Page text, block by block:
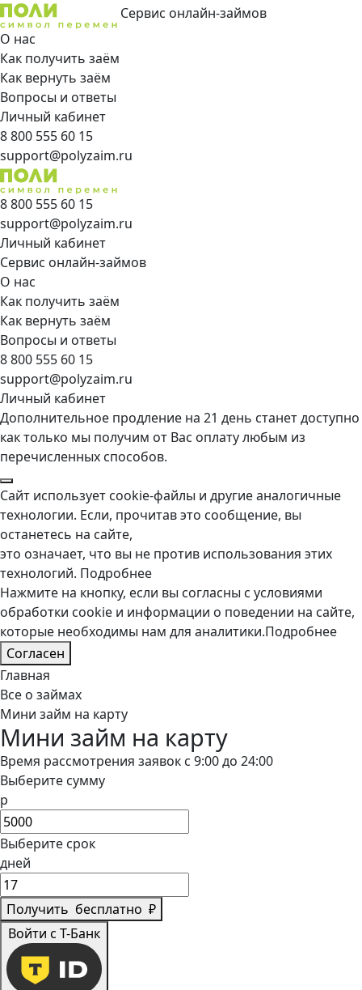
Сервис онлайн-займов
О нас
Как получить заём
Как вернуть заём
Вопросы и ответы
Личный кабинет
8 800 555 60 15
support@polyzaim.ru
8 800 555 60 15
support@polyzaim.ru
Личный кабинет
Сервис онлайн-займов
О нас
Как получить заём
Как вернуть заём
Вопросы и ответы
8 800 555 60 15
support@polyzaim.ru
Личный кабинет
Дополнительное продление на 21 день станет доступно
как только мы получим от Вас оплату любым из
перечисленных способов.
Сайт использует cookie-файлы и другие аналогичные
технологии. Если, прочитав это сообщение, вы
останетесь на сайте,
это означает, что вы не против использования этих
технологий. Подробнее
Нажмите на кнопку, если вы согласны с условиями
обработки cookie и информации о поведении на сайте,
которые необходимы нам для аналитики.Подробнее
Согласен
Главная
Все о займах
Мини займ на карту
Мини займ на карту
Время рассмотрения заявок с 9:00 до 24:00
Выберите сумму
р
Выберите срок
дней
Получить бесплатно ₽
Войти с Т-Банк